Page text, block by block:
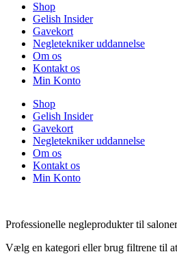
Shop
Gelish Insider
Gavekort
Negletekniker uddannelse
Om os
Kontakt os
Min Konto
Shop
Gelish Insider
Gavekort
Negletekniker uddannelse
Om os
Kontakt os
Min Konto
Professionelle negleprodukter til
Vælg en kategori eller brug filtrene til